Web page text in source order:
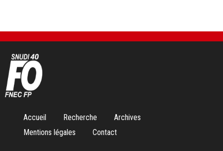
Aller
contenu
Accueil Recherche
Archives
Mentions légales
Contact